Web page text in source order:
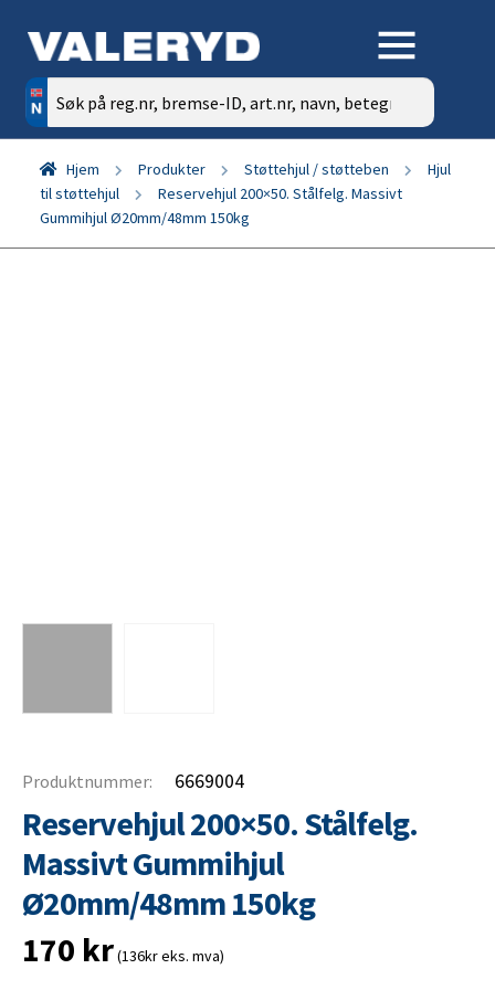
Søk
etter:
Hjem Produkter Støttehjul / støtteben
Hjul
til støttehjul
Reservehjul 200×50. Stålfelg. Massivt
Gummihjul Ø20mm/48mm 150kg
Produktnummer: 6669004
Reservehjul 200×50. Stålfelg.
Massivt Gummihjul
Ø20mm/48mm 150kg
170 kr(136kr eks. mva)